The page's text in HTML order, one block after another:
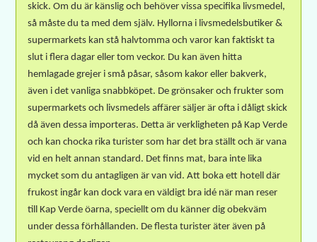
skick.Om du är känslig och behöver vissa specifika livsmedel,
så måste du ta med dem själv. Hyllorna i livsmedelsbutiker &
supermarkets kan stå halvtomma och varor kan faktiskt ta
slut i flera dagar eller tom veckor. Du kan även hitta
hemlagade grejer i små påsar, såsom kakor eller bakverk,
även i det vanliga snabbköpet. De grönsaker och frukter som
supermarkets och livsmedels affärer säljer är ofta i dåligt skick
då även dessa importeras. Detta är verkligheten på Kap Verde
och kan chocka rika turister som har det bra ställt och är vana
vid en helt annan standard. Det finns mat, bara inte lika
mycket som du antagligen är van vid. Att boka ett hotell där
frukost ingår kan dock vara en väldigt bra idé när man reser
till Kap Verde öarna, speciellt om du känner dig obekväm
under dessa förhållanden. De flesta turister äter även på